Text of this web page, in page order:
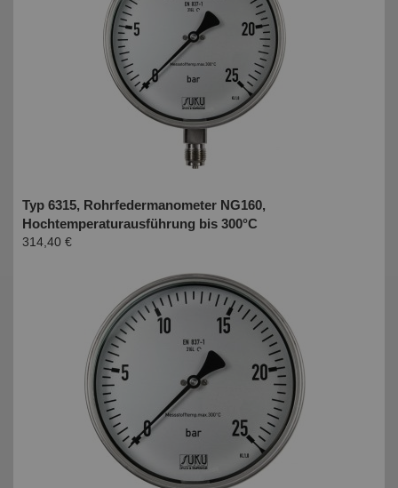
Typ 6315, Rohrfedermanometer NG160,
Hochtemperaturausführung bis 300°C
314,40 €